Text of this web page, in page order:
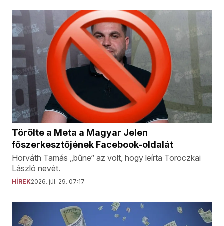
Törölte a Meta a Magyar Jelen
főszerkesztőjének Facebook-oldalát
Horváth Tamás „bűne“ az volt, hogy leírta Toroczkai
László nevét.
HÍREK2026. júl. 29. 07:17